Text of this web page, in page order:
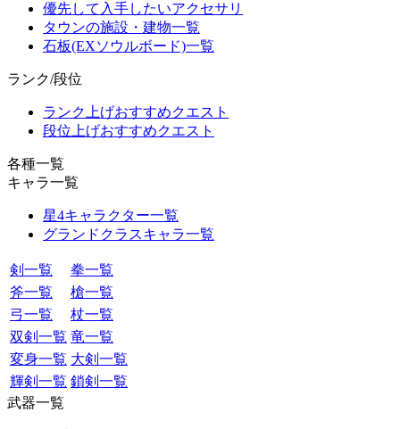
優先して入手したいアクセサリ
タウンの施設・建物一覧
石板(EXソウルボード)一覧
ランク/段位
ランク上げおすすめクエスト
段位上げおすすめクエスト
各種一覧
キャラ一覧
星4キャラクター一覧
グランドクラスキャラ一覧
剣一覧
拳一覧
斧一覧
槍一覧
弓一覧
杖一覧
双剣一覧 竜一覧
変身一覧 大剣一覧
輝剣一覧 鎖剣一覧
武器一覧